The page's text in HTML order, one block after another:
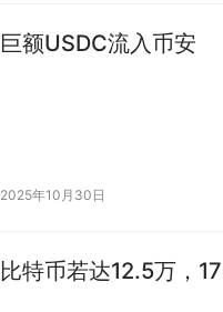
巨额USDC流入币安
2025年10月30日
比特币若达12.5万，